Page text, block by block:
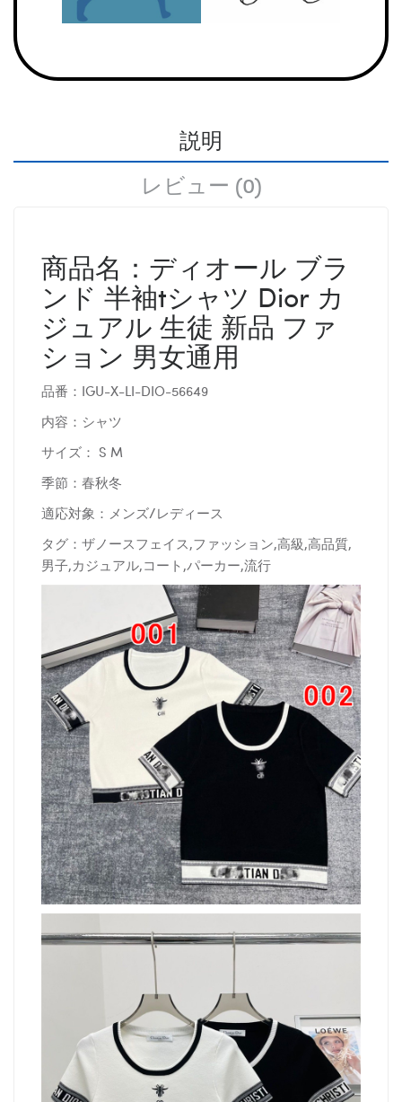
説明
レビュー (0)
商品名： ディオール ブラ
ンド 半袖tシャツ Dior カ
ジュアル 生徒 新品 ファ
ション 男女通用
品番：IGU-X-LI-DIO-56649
内容：シャツ
サイズ： S M
季節：春秋冬
適応対象：メンズ/レディース
タグ：ザノースフェイス,ファッション,高級,高品質,
男子,カジュアル,コート,パーカー,流行